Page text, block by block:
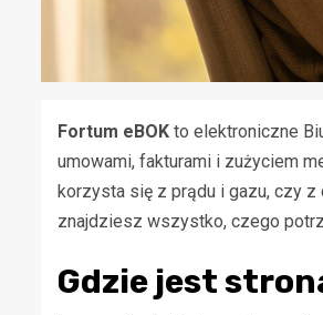
Fortum eBOK to elektroniczne
umowami, fakturami i zużyciem
korzysta się z prądu i gazu, czy
znajdziesz wszystko, czego
Gdzie jest